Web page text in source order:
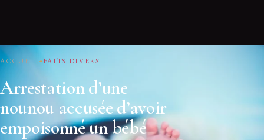
ACCUEIL FAITS DIVERS
Arrestation d’une
nounou accusée d’avoir
empoisonné un bébé